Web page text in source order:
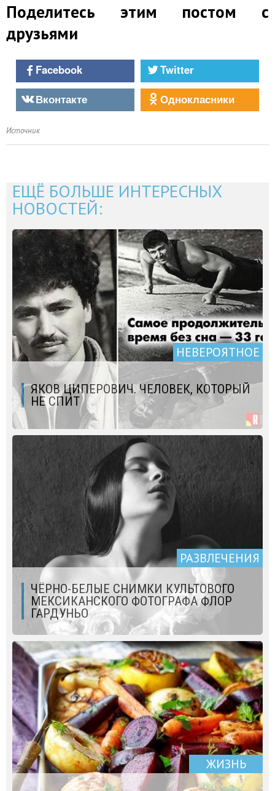
Поделитесь этим постом с
друзьями
Facebook
Twitter
Вконтакте
Однокласники
Источник
ЕЩЁ БОЛЬШЕ ИНТЕРЕСНЫХ
НОВОСТЕЙ:
НЕВЕРОЯТНОЕ
ЯКОВ ЦИПЕРОВИЧ. ЧЕЛОВЕК, КОТОРЫЙ
НЕ СПИТ
РАЗВЛЕЧЕНИЯ
ЧЁРНО-БЕЛЫЕ СНИМКИ КУЛЬТОВОГО
МЕКСИКАНСКОГО ФОТОГРАФА ФЛОР
ГАРДУНЬО
ЖИЗНЬ